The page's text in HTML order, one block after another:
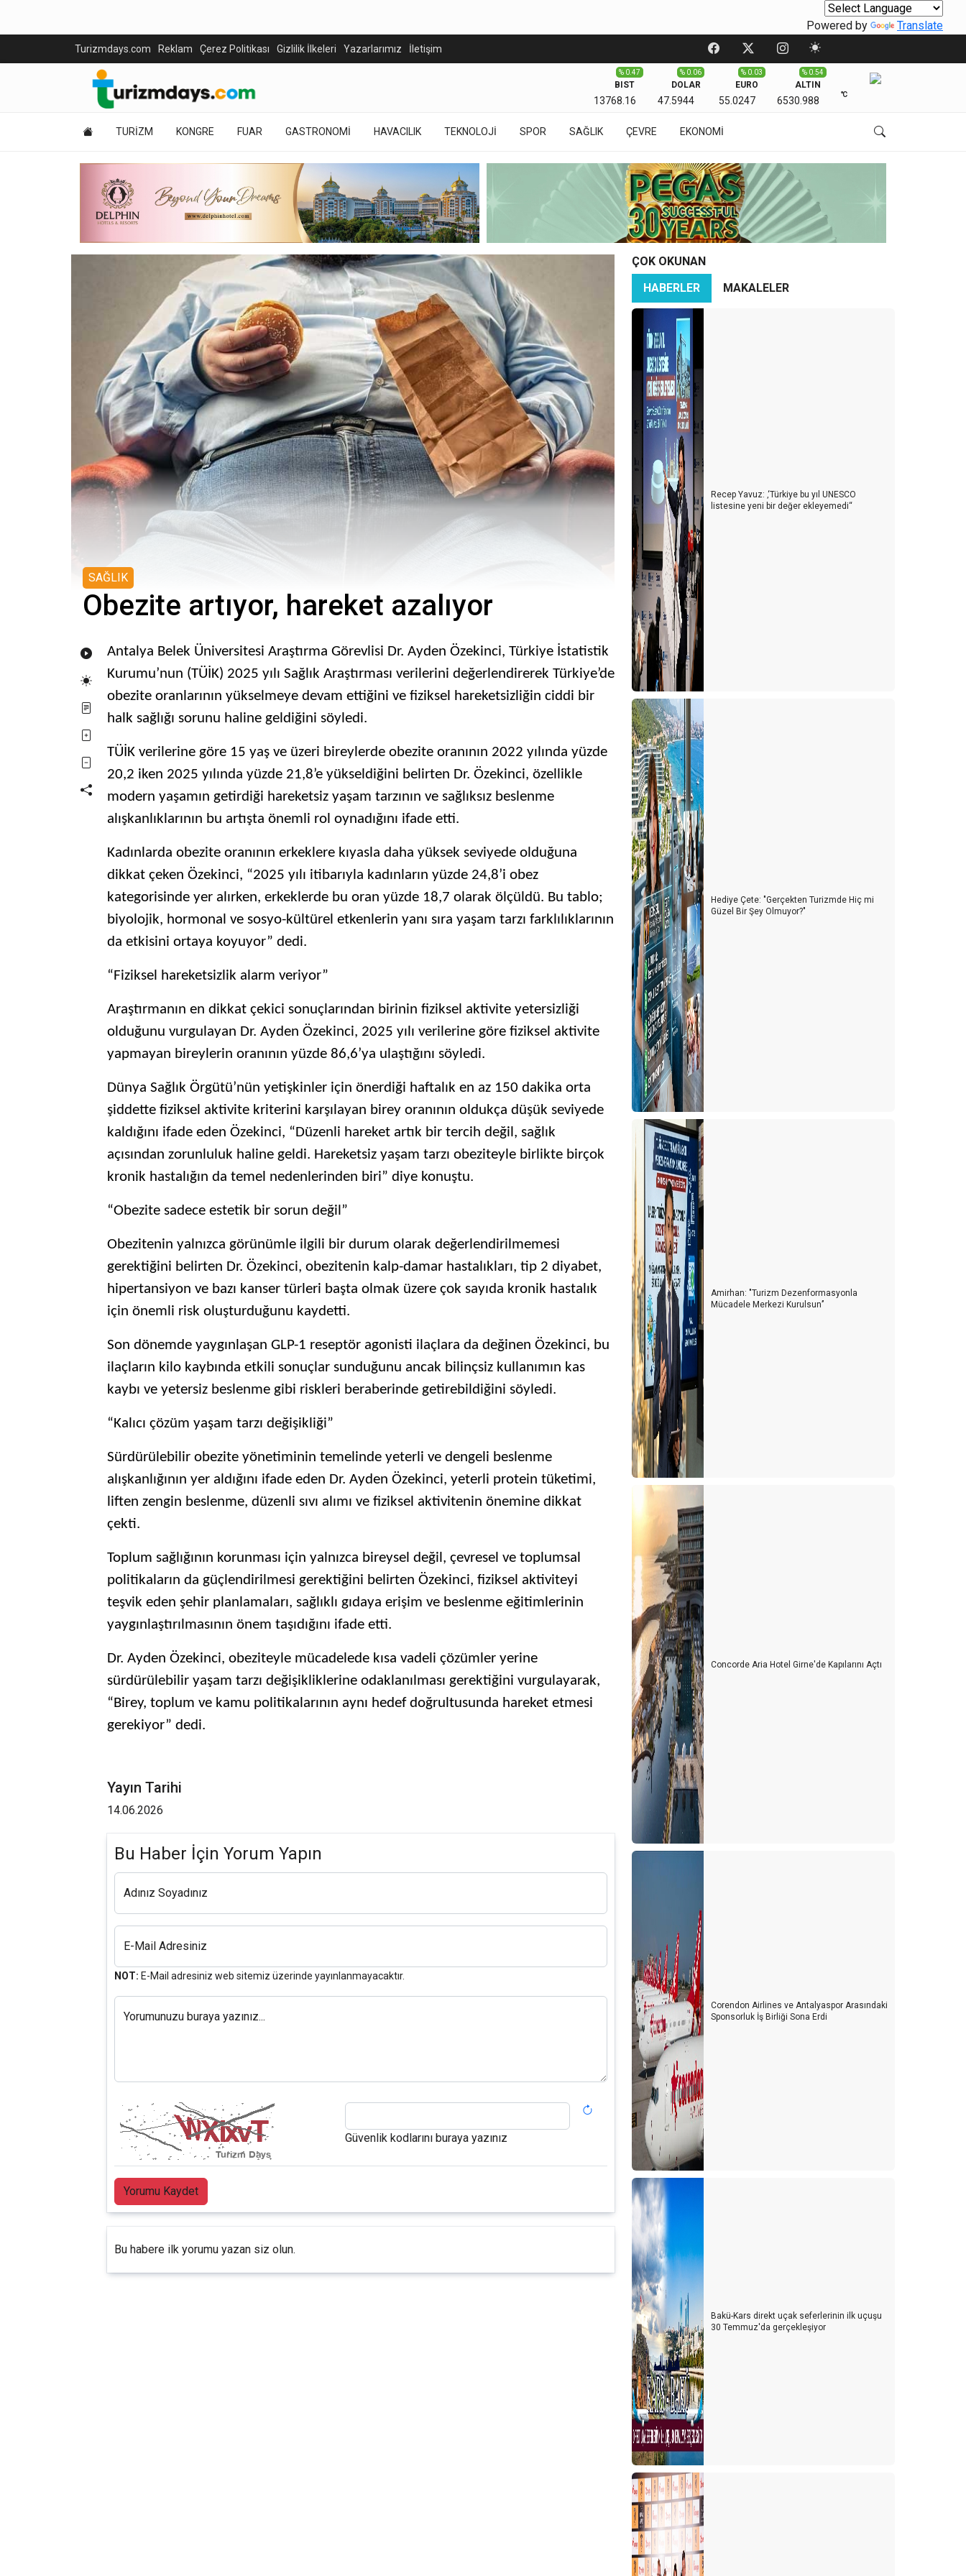
Powered by Translate
Turizmdays.com Reklam Çerez Politikası Gizlilik İlkeleri Yazarlarımız İletişim
BIST
13768.16
% 0.47
DOLAR
47.5944
% 0.06
EURO
55.0247
% 0.03
ALTIN
6530.988
% 0.54
℃
TURİZM KONGRE FUAR GASTRONOMİ HAVACILIK TEKNOLOJİ SPOR SAĞLIK ÇEVRE EKONOMİ
SAĞLIK
Obezite artıyor, hareket azalıyor
Antalya Belek Üniversitesi Araştırma Görevlisi Dr. Ayden Özekinci, Türkiye İstatistik
Kurumu’nun (TÜİK) 2025 yılı Sağlık Araştırması verilerini değerlendirerek Türkiye’de
obezite oranlarının yükselmeye devam ettiğini ve fiziksel hareketsizliğin ciddi bir
halk sağlığı sorunu haline geldiğini söyledi.
TÜİK verilerine göre 15 yaş ve üzeri bireylerde obezite oranının 2022 yılında yüzde
20,2 iken 2025 yılında yüzde 21,8’e yükseldiğini belirten Dr. Özekinci, özellikle
modern yaşamın getirdiği hareketsiz yaşam tarzının ve sağlıksız beslenme
alışkanlıklarının bu artışta önemli rol oynadığını ifade etti.
Kadınlarda obezite oranının erkeklere kıyasla daha yüksek seviyede olduğuna
dikkat çeken Özekinci, “2025 yılı itibarıyla kadınların yüzde 24,8’i obez
kategorisinde yer alırken, erkeklerde bu oran yüzde 18,7 olarak ölçüldü. Bu tablo;
biyolojik, hormonal ve sosyo-kültürel etkenlerin yanı sıra yaşam tarzı farklılıklarının
da etkisini ortaya koyuyor” dedi.
“Fiziksel hareketsizlik alarm veriyor”
Araştırmanın en dikkat çekici sonuçlarından birinin fiziksel aktivite yetersizliği
olduğunu vurgulayan Dr. Ayden Özekinci, 2025 yılı verilerine göre fiziksel aktivite
yapmayan bireylerin oranının yüzde 86,6’ya ulaştığını söyledi.
Dünya Sağlık Örgütü’nün yetişkinler için önerdiği haftalık en az 150 dakika orta
şiddette fiziksel aktivite kriterini karşılayan birey oranının oldukça düşük seviyede
kaldığını ifade eden Özekinci, “Düzenli hareket artık bir tercih değil, sağlık
açısından zorunluluk haline geldi. Hareketsiz yaşam tarzı obeziteyle birlikte birçok
kronik hastalığın da temel nedenlerinden biri” diye konuştu.
“Obezite sadece estetik bir sorun değil”
Obezitenin yalnızca görünümle ilgili bir durum olarak değerlendirilmemesi
gerektiğini belirten Dr. Özekinci, obezitenin kalp-damar hastalıkları, tip 2 diyabet,
hipertansiyon ve bazı kanser türleri başta olmak üzere çok sayıda kronik hastalık
için önemli risk oluşturduğunu kaydetti.
Son dönemde yaygınlaşan GLP-1 reseptör agonisti ilaçlara da değinen Özekinci, bu
ilaçların kilo kaybında etkili sonuçlar sunduğunu ancak bilinçsiz kullanımın kas
kaybı ve yetersiz beslenme gibi riskleri beraberinde getirebildiğini söyledi.
“Kalıcı çözüm yaşam tarzı değişikliği”
Sürdürülebilir obezite yönetiminin temelinde yeterli ve dengeli beslenme
alışkanlığının yer aldığını ifade eden Dr. Ayden Özekinci, yeterli protein tüketimi,
liften zengin beslenme, düzenli sıvı alımı ve fiziksel aktivitenin önemine dikkat
çekti.
Toplum sağlığının korunması için yalnızca bireysel değil, çevresel ve toplumsal
politikaların da güçlendirilmesi gerektiğini belirten Özekinci, fiziksel aktiviteyi
teşvik eden şehir planlamaları, sağlıklı gıdaya erişim ve beslenme eğitimlerinin
yaygınlaştırılmasının önem taşıdığını ifade etti.
Dr. Ayden Özekinci, obeziteyle mücadelede kısa vadeli çözümler yerine
sürdürülebilir yaşam tarzı değişikliklerine odaklanılması gerektiğini vurgulayarak,
“Birey, toplum ve kamu politikalarının aynı hedef doğrultusunda hareket etmesi
gerekiyor” dedi.
Yayın Tarihi
14.06.2026
Bu Haber İçin Yorum Yapın
Adınız Soyadınız
E-Mail Adresiniz
NOT: E-Mail adresiniz web sitemiz üzerinde yayınlanmayacaktır.
Yorumunuzu buraya yazınız...
Güvenlik kodlarını buraya yazınız
Yorumu Kaydet
Bu habere ilk yorumu yazan siz olun.
ÇOK OKUNAN
HABERLER
MAKALELER
Recep Yavuz: ‚‘Türkiye bu yıl UNESCO
listesine yeni bir değer ekleyemedi‘‘
Hediye Çete: "Gerçekten Turizmde Hiç mi
Güzel Bir Şey Olmuyor?"
Amirhan: "Turizm Dezenformasyonla
Mücadele Merkezi Kurulsun’’
Concorde Aria Hotel Girne'de Kapılarını Açtı
Corendon Airlines ve Antalyaspor Arasındaki
Sponsorluk İş Birliği Sona Erdi
Bakü-Kars direkt uçak seferlerinin ilk uçuşu
30 Temmuz'da gerçekleşiyor